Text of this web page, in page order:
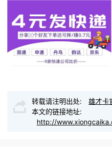
转载请注明出处:
雄才卡
本文的链接地址:
http://